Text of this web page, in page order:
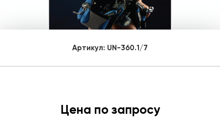
Артикул: UN-360.1/7
Цена по запросу